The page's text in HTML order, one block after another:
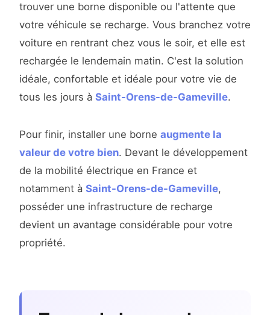
trouver une borne disponible ou l'attente que
votre véhicule se recharge. Vous branchez votre
voiture en rentrant chez vous le soir, et elle est
rechargée le lendemain matin. C'est la solution
idéale, confortable et idéale pour votre vie de
tous les jours à Saint-Orens-de-Gameville.
Pour finir, installer une borne augmente la
valeur de votre bien. Devant le développement
de la mobilité électrique en France et
notamment à Saint-Orens-de-Gameville,
posséder une infrastructure de recharge
devient un avantage considérable pour votre
propriété.